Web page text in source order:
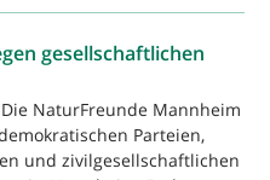
gesellschaftlichen
NaturFreunde Mannheim
Parteien,
und zivilgesellschaftlichen